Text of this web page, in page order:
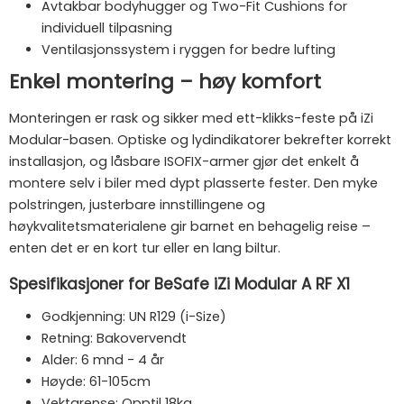
Avtakbar bodyhugger og Two-Fit Cushions for
individuell tilpasning
Ventilasjonssystem i ryggen for bedre lufting
Enkel montering – høy komfort
Monteringen er rask og sikker med ett-klikks-feste på iZi
Modular-basen. Optiske og lydindikatorer bekrefter korrekt
installasjon, og låsbare ISOFIX-armer gjør det enkelt å
montere selv i biler med dypt plasserte fester. Den myke
polstringen, justerbare innstillingene og
høykvalitetsmaterialene gir barnet en behagelig reise –
enten det er en kort tur eller en lang biltur.
Spesifikasjoner for BeSafe iZi Modular A RF X1
Godkjenning: UN R129 (i-Size)
Retning: Bakovervendt
Alder: 6 mnd - 4 år
Høyde: 61-105cm